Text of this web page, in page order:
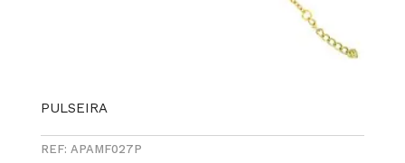
PULSEIRA
REF: APAMF027P